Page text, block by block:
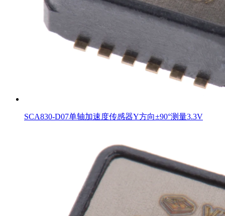
SCA830-D07单轴加速度传感器Y方向±90°测量3.3V